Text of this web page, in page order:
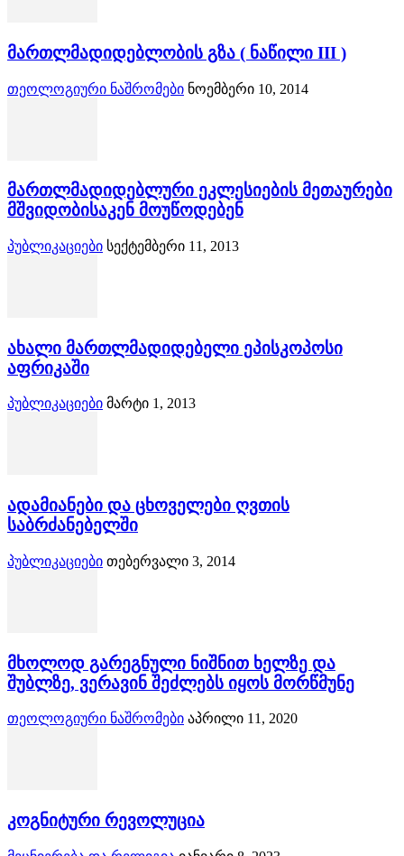
მართლმადიდებლობის გზა ( ნაწილი III )
თეოლოგიური ნაშრომები ნოემბერი 10, 2014
მართლმადიდებლური ეკლესიების მეთაურები
მშვიდობისაკენ მოუწოდებენ
პუბლიკაციები სექტემბერი 11, 2013
ახალი მართლმადიდებელი ეპისკოპოსი
აფრიკაში
პუბლიკაციები მარტი 1, 2013
ადამიანები და ცხოველები ღვთის
საბრძანებელში
პუბლიკაციები თებერვალი 3, 2014
მხოლოდ გარეგნული ნიშნით ხელზე და
შუბლზე, ვერავინ შეძლებს იყოს მორწმუნე
თეოლოგიური ნაშრომები აპრილი 11, 2020
კოგნიტური რევოლუცია